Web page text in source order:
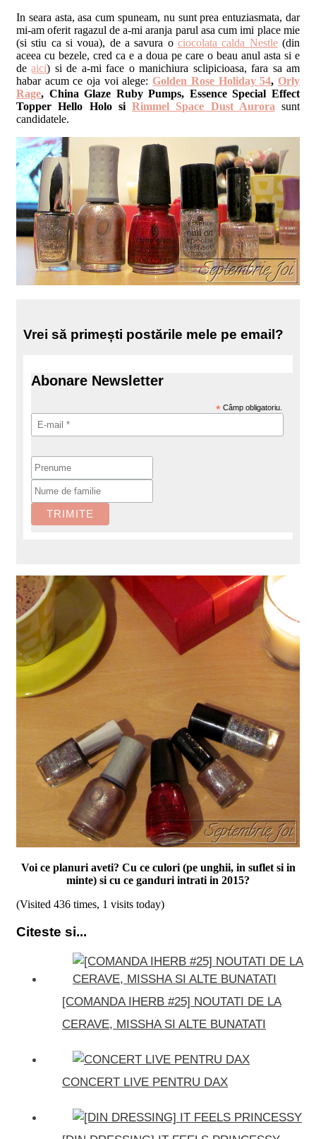
In seara asta, asa cum spuneam, nu sunt prea entuziasmata, dar
mi-am oferit ragazul de a-mi aranja parul asa cum imi place mie
(si stiu ca si voua), de a savura o ciocolata calda Nestle(din
aceea cu bezele, cred ca e a doua pe care o beau anul asta si e
deaici) si de a-mi face o manichiura sclipicioasa, fara sa am
habar acum ce oja voi alege: Golden Rose Holiday 54,Orly
Rage, China Glaze Ruby Pumps, Essence Special Effect
Topper Hello Holo si Rimmel Space Dust Aurora sunt
candidatele.
Vrei să primești postările mele pe email?
Abonare Newsletter
* Câmp obligatoriu.
Voi ce planuri aveti? Cu ce culori (pe unghii, in suflet si in
minte) si cu ce ganduri intrati in 2015?
(Visited 436 times, 1 visits today)
Citeste si...
[COMANDA IHERB #25] NOUTATI DE LA
CERAVE, MISSHA SI ALTE BUNATATI
CONCERT LIVE PENTRU DAX